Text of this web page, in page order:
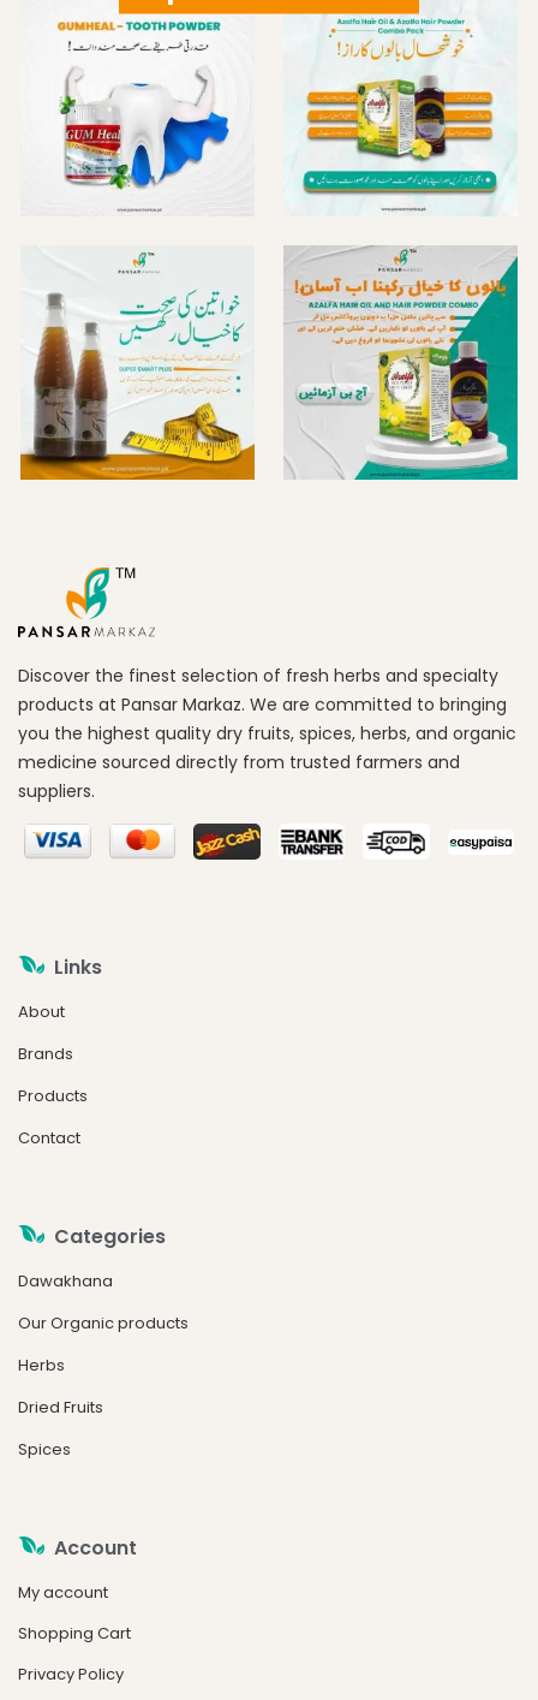
Discover the finest selection of fresh herbs and specialty
products at Pansar Markaz. We are committed to bringing
you the highest quality dry fruits, spices, herbs, and organic
medicine sourced directly from trusted farmers and
suppliers.
Links
About
Brands
Products
Contact
Categories
Dawakhana
Our Organic products
Herbs
Dried Fruits
Spices
Account
My account
Shopping Cart
Privacy Policy